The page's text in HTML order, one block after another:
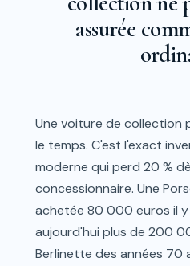
assurée
Une voiture de collection
le temps. C'est l'exact
moderne qui perd 20 %
concessionnaire. Une
achetée 80 000 euros il y
aujourd'hui plus de 200
Berlinette des années 70